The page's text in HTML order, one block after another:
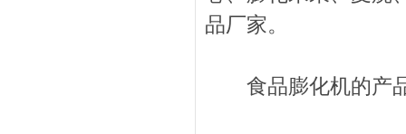
品厂家。
食品膨化机的产